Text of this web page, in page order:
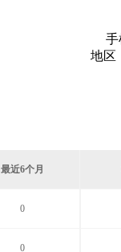
手
地区
最近6个月
0
0